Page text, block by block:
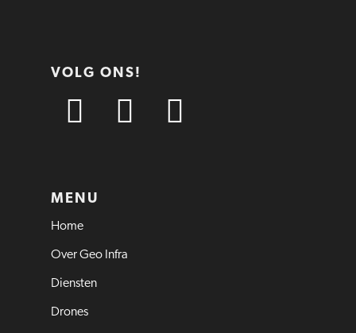
VOLG ONS!
MENU
Home
Over Geo Infra
Diensten
Drones